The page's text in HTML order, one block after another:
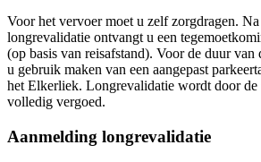
Voor het vervoer moet u zelf zorgdragen.
longrevalidatie ontvangt u een
(op basis van reisafstand). Voor de duur
u gebruik maken van een aangepast
het Elkerliek. Longrevalidatie wordt door de
volledig vergoed.
Aanmelding longrevalidatie